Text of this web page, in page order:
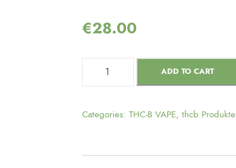
€28.00
ADD TO CART
Categories: THC-B VAPE, thcb Produkte